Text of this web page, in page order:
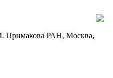
Примакова РАН, Москва,